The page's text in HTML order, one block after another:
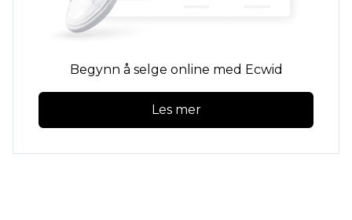
Begynn å selge online med Ecwid
Les mer